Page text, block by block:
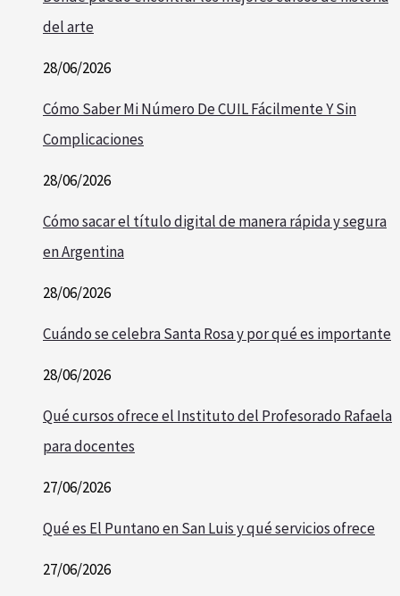
del arte
28/06/2026
Cómo Saber Mi Número De CUIL Fácilmente Y Sin
Complicaciones
28/06/2026
Cómo sacar el título digital de manera rápida y segura
en Argentina
28/06/2026
Cuándo se celebra Santa Rosa y por qué es importante
28/06/2026
Qué cursos ofrece el Instituto del Profesorado Rafaela
para docentes
27/06/2026
Qué es El Puntano en San Luis y qué servicios ofrece
27/06/2026